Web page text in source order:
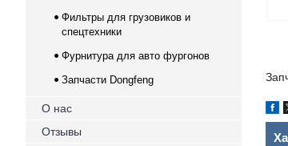
Фильтры для грузовиков и
спецтехники
Фурнитура для авто фургонов
Запчасти Dongfeng
О нас
Отзывы